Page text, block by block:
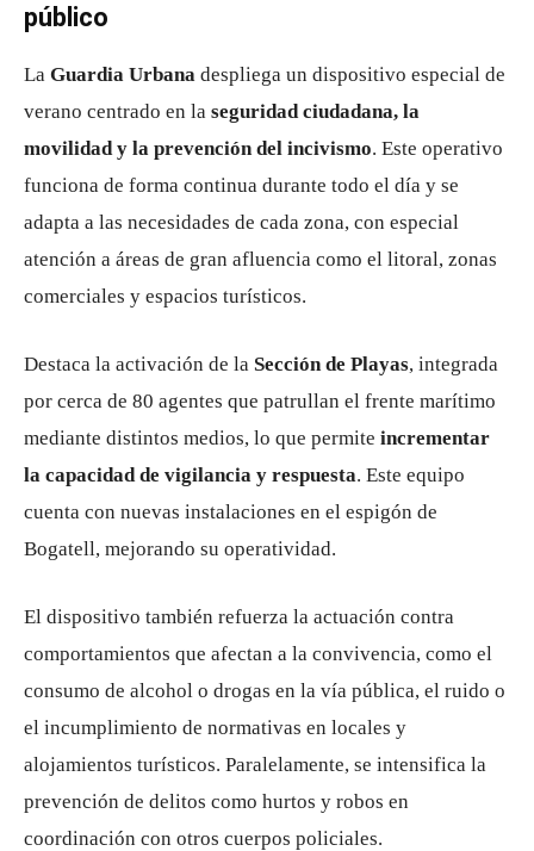
público
La Guardia Urbana despliega un dispositivo especial de
verano centrado en la seguridad ciudadana, la
movilidad y la prevención del incivismo. Este operativo
funciona de forma continua durante todo el día y se
adapta a las necesidades de cada zona, con especial
atención a áreas de gran afluencia como el litoral, zonas
comerciales y espacios turísticos.
Destaca la activación de la Sección de Playas, integrada
por cerca de 80 agentes que patrullan el frente marítimo
mediante distintos medios, lo que permite incrementar
la capacidad de vigilancia y respuesta. Este equipo
cuenta con nuevas instalaciones en el espigón de
Bogatell, mejorando su operatividad.
El dispositivo también refuerza la actuación contra
comportamientos que afectan a la convivencia, como el
consumo de alcohol o drogas en la vía pública, el ruido o
el incumplimiento de normativas en locales y
alojamientos turísticos. Paralelamente, se intensifica la
prevención de delitos como hurtos y robos en
coordinación con otros cuerpos policiales.